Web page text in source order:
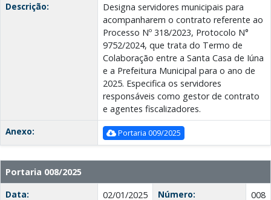
Descrição:
Designa servidores municipais para
acompanharem o contrato referente ao
Processo Nº 318/2023, Protocolo N°
9752/2024, que trata do Termo de
Colaboração entre a Santa Casa de Iúna
e a Prefeitura Municipal para o ano de
2025. Especifica os servidores
responsáveis como gestor de contrato
e agentes fiscalizadores.
Anexo:
Portaria 009/2025
Portaria 008/2025
Data:
02/01/2025 Número:
008